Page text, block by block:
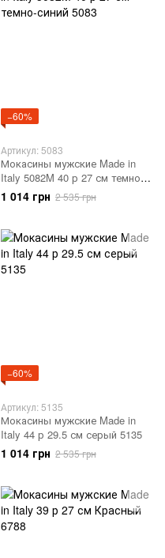
−60%
Артикул: 5083
Мокасины мужские Made in
Italy 5082M 40 р 27 см темно-
синий 5083
1 014 грн 2 535 грн
−60%
Артикул: 5135
Мокасины мужские Made in
Italy 44 р 29.5 см серый 5135
1 014 грн 2 535 грн